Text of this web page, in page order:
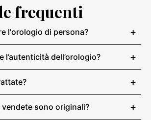
frequenti
l'orologio di persona? +
l’autenticità dell’orologio? +
+
sono originali? +